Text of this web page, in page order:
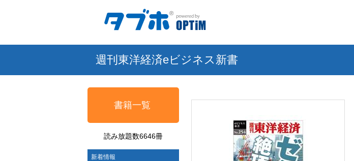
週刊東洋経済eビジネス新書
書籍一覧
読み放題数6646冊
新着情報